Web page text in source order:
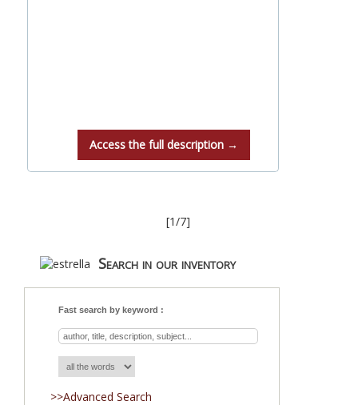
Access the full description →
[1/7]
Search in our inventory
Fast search by keyword :
>>Advanced Search